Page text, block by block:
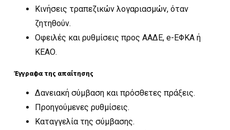
Κινήσεις τραπεζικών λογαριασμών, όταν
ζητηθούν.
Οφειλές και ρυθμίσεις προς ΑΑΔΕ, e-ΕΦΚΑ ή
ΚΕΑΟ.
Έγγραφα της απαίτησης
Δανειακή σύμβαση και πρόσθετες πράξεις.
Προηγούμενες ρυθμίσεις.
Καταγγελία της σύμβασης.